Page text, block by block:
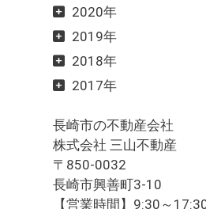
2020年
2019年
2018年
2017年
長崎市の不動産会社
株式会社 三山不動産
〒850-0032
長崎市興善町3-10
【営業時間】9:30～